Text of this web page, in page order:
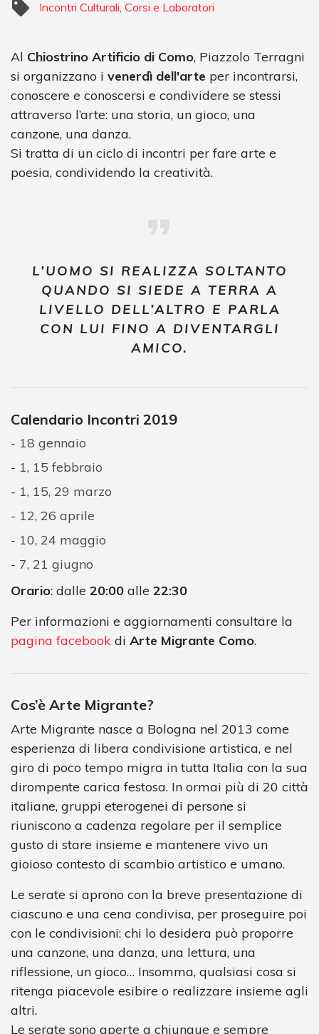
Incontri Culturali Corsi e Laboratori
Al Chiostrino Artificio di Como, Piazzolo Terragni
si organizzano i venerdì dell'arte per incontrarsi,
conoscere e conoscersi e condividere se stessi
attraverso l’arte: una storia, un gioco, una
canzone, una danza.
Si tratta di un ciclo di incontri per fare arte e
poesia, condividendo la creatività.
L’UOMO SI REALIZZA SOLTANTO
QUANDO SI SIEDE A TERRA A
LIVELLO DELL’ALTRO E PARLA
CON LUI FINO A DIVENTARGLI
AMICO.
Calendario Incontri 2019
18 gennaio
1, 15 febbraio
1, 15, 29 marzo
12, 26 aprile
10, 24 maggio
7, 21 giugno
Orario: dalle 20:00 alle 22:30
Per informazioni e aggiornamenti consultare la
pagina facebook di Arte Migrante Como.
Cos’è Arte Migrante?
Arte Migrante nasce a Bologna nel 2013 come
esperienza di libera condivisione artistica, e nel
giro di poco tempo migra in tutta Italia con la sua
dirompente carica festosa. In ormai più di 20 città
italiane, gruppi eterogenei di persone si
riuniscono a cadenza regolare per il semplice
gusto di stare insieme e mantenere vivo un
gioioso contesto di scambio artistico e umano.
Le serate si aprono con la breve presentazione di
ciascuno e una cena condivisa, per proseguire poi
con le condivisioni: chi lo desidera può proporre
una canzone, una danza, una lettura, una
riflessione, un gioco… Insomma, qualsiasi cosa si
ritenga piacevole esibire o realizzare insieme agli
altri.
Le serate sono aperte a chiunque e sempre